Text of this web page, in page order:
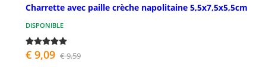
Charrette avec paille crèche napolitaine 5,5x7,5x5,5cm
DISPONIBLE
€ 9,09 € 9,59